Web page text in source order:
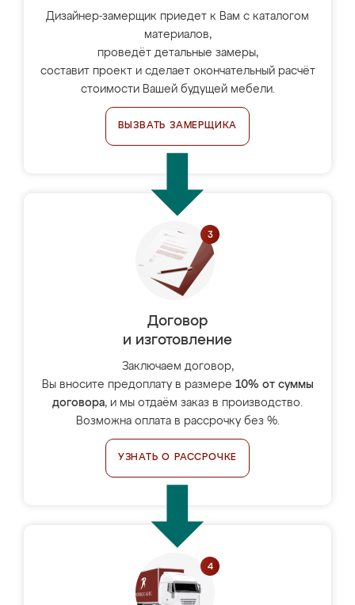
Дизайнер-замерщик приедет к Вам с каталогом
материалов,
проведёт детальные замеры,
составит проект и сделает окончательный расчёт
стоимости Вашей будущей мебели.
ВЫЗВАТЬ ЗАМЕРЩИКА
Договор
и изготовление
Заключаем договор,
Вы вносите предоплату в размере 10% от суммы
договора, и мы отдаём заказ в производство.
Возможна оплата в рассрочку без %.
УЗНАТЬ О РАССРОЧКЕ